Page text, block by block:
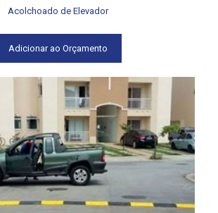
Acolchoado de Elevador
Adicionar ao Orçamento